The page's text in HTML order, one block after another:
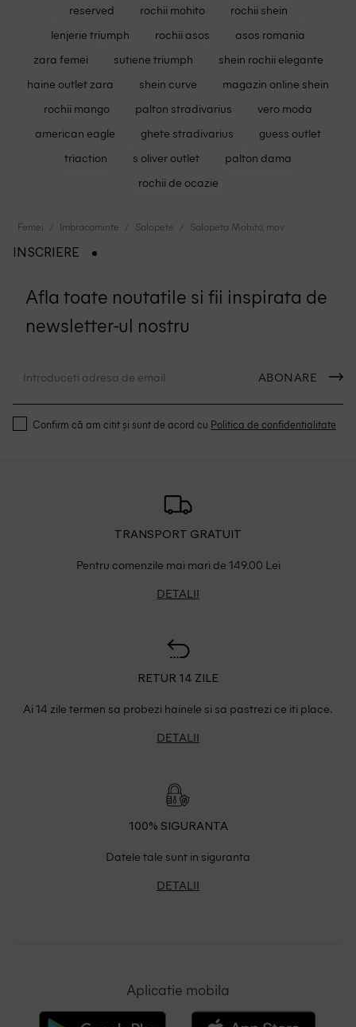
reserved
rochii mohito
rochii shein
lenjerie triumph
rochii asos
asos romania
zara femei
sutiene triumph
shein rochii elegante
haine outlet zara
shein curve
magazin online shein
rochii mango
palton stradivarius
vero moda
american eagle
ghete stradivarius
guess outlet
triaction
s oliver outlet
palton dama
rochii de ocazie
Femei Imbracaminte Salopete Salopeta Mohito, mov
INSCRIERE
Afla toate noutatile si fii inspirata de
newsletter-ul nostru
ABONARE
Confirm că am citit și sunt de acord cu Politica de confidentialitate
TRANSPORT GRATUIT
Pentru comenzile mai mari de 149.00 Lei
DETALII
RETUR 14 ZILE
Ai 14 zile termen sa probezi hainele si sa pastrezi ce iti place.
DETALII
100% SIGURANTA
Datele tale sunt in siguranta
DETALII
Aplicatie mobila